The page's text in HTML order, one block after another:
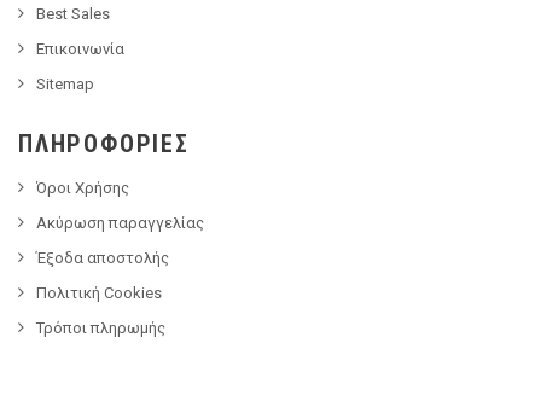
Best Sales
Επικοινωνία
Sitemap
ΠΛΗΡΟΦΟΡΊΕΣ
Όροι Χρήσης
Ακύρωση παραγγελίας
Έξοδα αποστολής
Πολιτική Cookies
Τρόποι πληρωμής